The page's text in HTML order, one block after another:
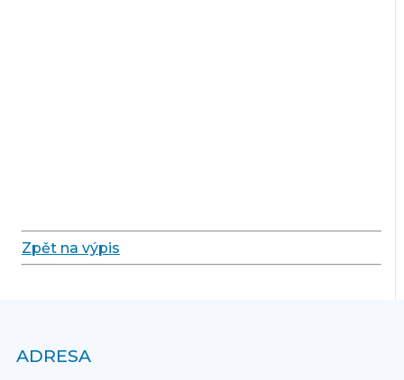
Zpět na výpis
ADRESA